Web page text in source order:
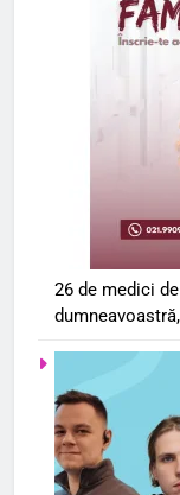
26 de medici